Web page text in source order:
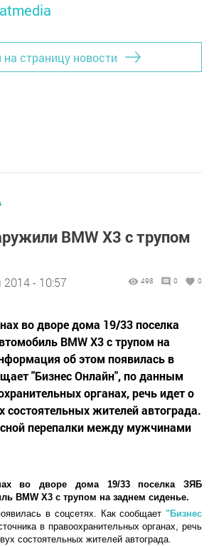
на страницу новости
BMW X3 с трупом
2014 - 10:57 498 0 0
во дворе дома 19/33 поселка
BMW X3 с трупом на
об этом появилась в
"Бизнес Онлайн", по данным
органах, речь идет о
состоятельных жителей автограда.
перепалки между мужчинами
во дворе дома 19/33 поселка ЗЯБ
BMW X3 с трупом на заднем сиденье.
в соцсетях. Как сообщает "Бизнес
в правоохранительных органах, речь
состоятельных жителей автограда.